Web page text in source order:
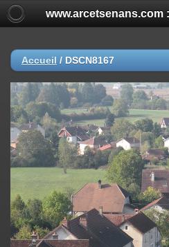
www.arcetsenans.com
Accueil / DSCN8167